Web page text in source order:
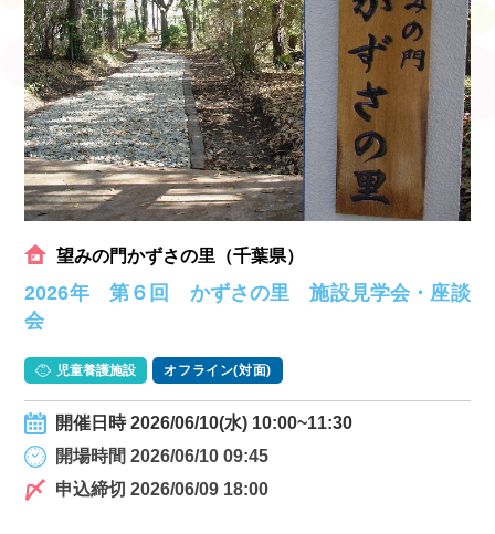
望みの門かずさの里（千葉県）
2026年 第６回 かずさの里 施設見学会・座談
会
児童養護施設 オフライン(対面)
開催日時 2026/06/10(水) 10:00~11:30
開場時間 2026/06/10 09:45
申込締切 2026/06/09 18:00